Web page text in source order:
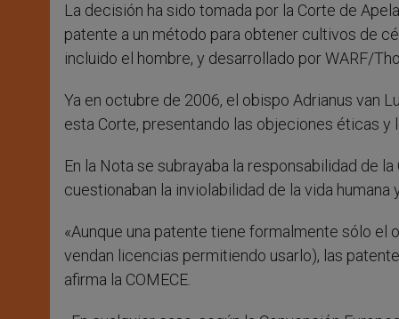
La decisión ha sido tomada por la Corte de
patente a un método para obtener cultivos de
incluido el hombre, y desarrollado por WARF/
Ya en octubre de 2006, el obispo Adrianus van
esta Corte, presentando las objeciones éticas
En la Nota se subrayaba la responsabilidad de
cuestionaban la inviolabilidad de la vida humana
«Aunque una patente tiene formalmente sólo
vendan licencias permitiendo usarlo), las
afirma la COMECE.